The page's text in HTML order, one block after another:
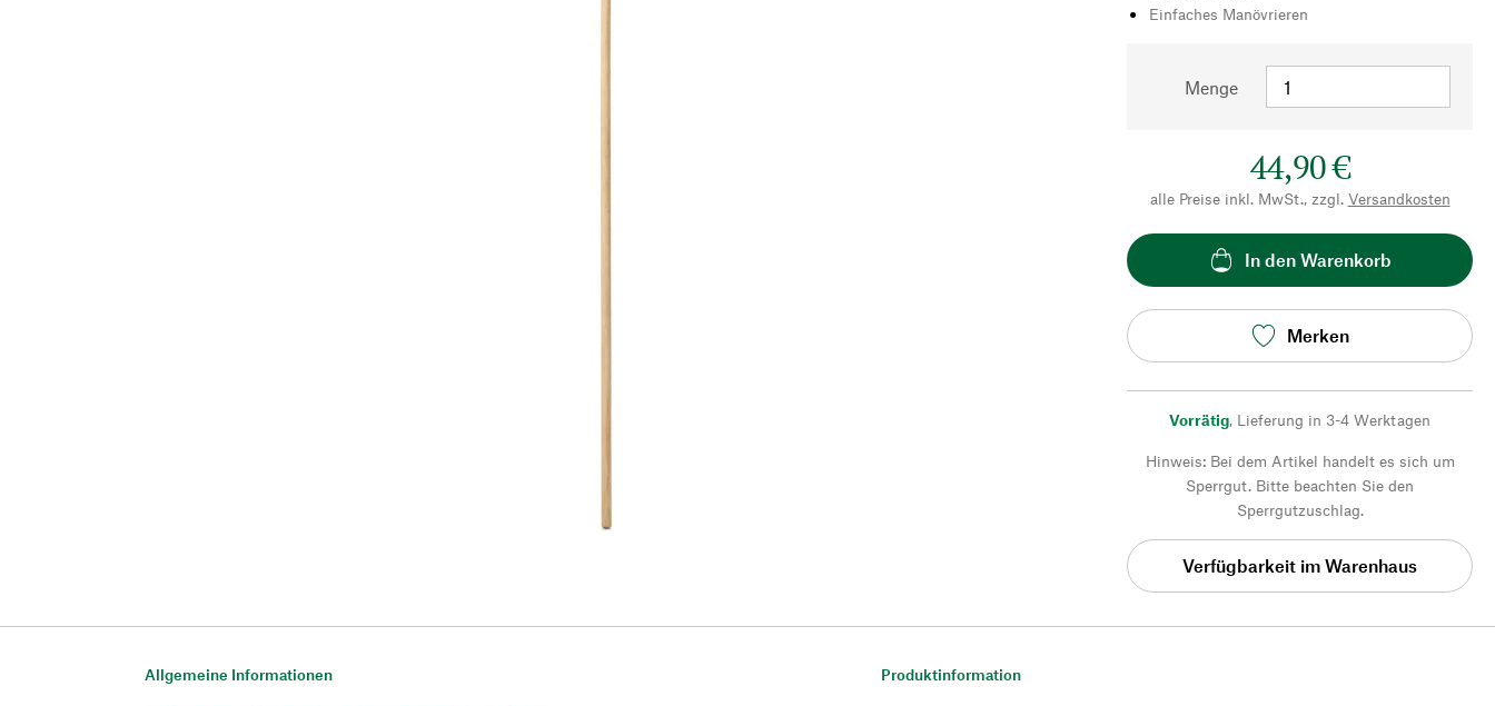
Einfaches Manövrieren
Menge
44,90 €
alle Preise inkl. MwSt., zzgl. Versandkosten
In den Warenkorb
Merken
Vorrätig, Lieferung in 3-4 Werktagen
Hinweis: Bei dem Artikel handelt es sich um
Sperrgut. Bitte beachten Sie den
Sperrgutzuschlag.
Verfügbarkeit im Warenhaus
Allgemeine Informationen Produktinformation